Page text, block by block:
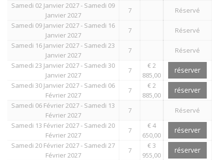
Samedi 02 Janvier 2027 - Samedi 09
Janvier 2027
7
Réservé
Samedi 09 Janvier 2027 - Samedi 16
Janvier 2027
7
Réservé
Samedi 16 Janvier 2027 - Samedi 23
Janvier 2027
7
Réservé
Samedi 23 Janvier 2027 - Samedi 30
Janvier 2027
7
€ 2
885,00
réserver
Samedi 30 Janvier 2027 - Samedi 06
Février 2027
7
€ 2
885,00
réserver
Samedi 06 Février 2027 - Samedi 13
Février 2027
7
Réservé
Samedi 13 Février 2027 - Samedi 20
Février 2027
7
€ 4
650,00
réserver
Samedi 20 Février 2027 - Samedi 27
Février 2027
7
€ 3
955,00
réserver